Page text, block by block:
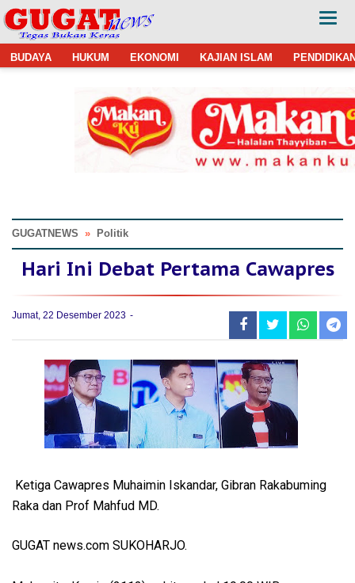
BUDAYA HUKUM EKONOMI KAJIAN ISLAM
GUGATNEWS » Politik
Hari Ini Debat Pertama Cawapres
Jumat, 22 Desember 2023
Ketiga Cawapres Muhaimin Iskandar, Gibran Rakabuming
Raka dan Prof Mahfud MD.
GUGAT news.com SUKOHARJO.